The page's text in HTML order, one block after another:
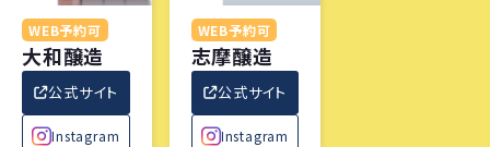
WEB予約可
大和醸造
公式サイト
Instagram
WEB予約可
志摩醸造
公式サイト
Instagram